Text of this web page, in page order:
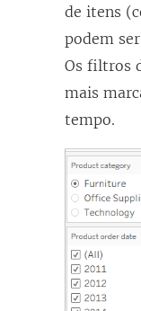
de itens
podem
Os filtros
mais
tempo.